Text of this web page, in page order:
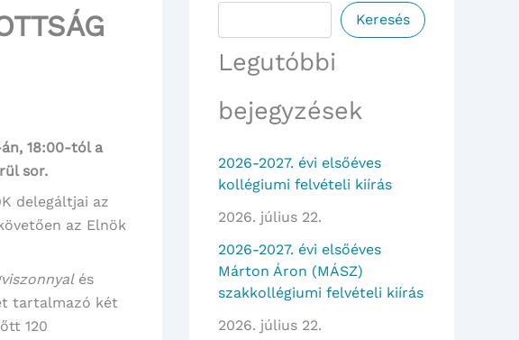
18:00-tól a
sor.
delegáltjai az
az Elnök
és
tartalmazó két
120
Keresés
Legutóbbi
bejegyzések
2026-2027. évi elsőéves
kollégiumi felvételi kiírás
2026. július 22.
2026-2027. évi elsőéves
Márton Áron (MÁSZ)
szakkollégiumi felvételi kiírás
2026. július 22.